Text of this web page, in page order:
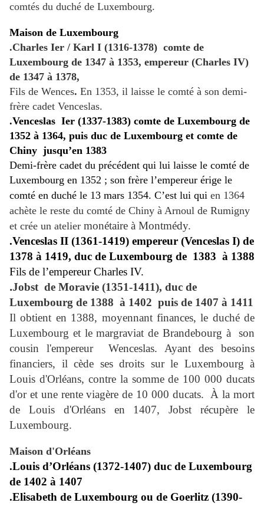
comtés du duché de Luxembourg.
Maison de Luxembourg
.Charles Ier / Karl I (1316-1378) comte de
Luxembourg de 1347 à 1353, empereur (Charles IV)
de 1347 à 1378,
Fils de Wences. En 1353, il laisse le comté à son demi-
frère cadet Venceslas.
.Venceslas Ier (1337-1383) comte de Luxembourg de
1352 à 1364, puis duc de Luxembourg et comte de
Chiny jusqu’en 1383
Demi-frère cadet du précédent qui lui laisse le comté de
Luxembourg en 1352 ; son frère l’empereur érige le
comté en duché le 13 mars 1354. C’est lui qui en 1364
achète le reste du comté de Chiny à Arnoul de Rumigny
et crée un atelier monétaire à Montmédy.
.Venceslas II (1361-1419) empereur (Venceslas I) de
1378 à 1419, duc de Luxembourg de 1383 à 1388
Fils de l’empereur Charles IV.
.Jobst de Moravie (1351-1411), duc de
Luxembourg de 1388 à 1402 puis de 1407 à 1411
Il obtient en 1388, moyennant finances, le duché de
Luxembourg et le margraviat de Brandebourg à
son
cousin l'empereur
Wenceslas. Ayant des besoins
financiers, il cède ses droits sur le Luxembourg à
Louis d'Orléans, contre la somme de 100 000 ducats
d'or et une rente viagère de 10 000 ducats.
À la mort
de Louis d'Orléans en 1407, Jobst récupère le
Luxembourg.
Maison d'Orléans
.Louis d’Orléans (1372-1407) duc de Luxembourg
de 1402 à 1407
.Elisabeth de Luxembourg ou de Goerlitz (1390-